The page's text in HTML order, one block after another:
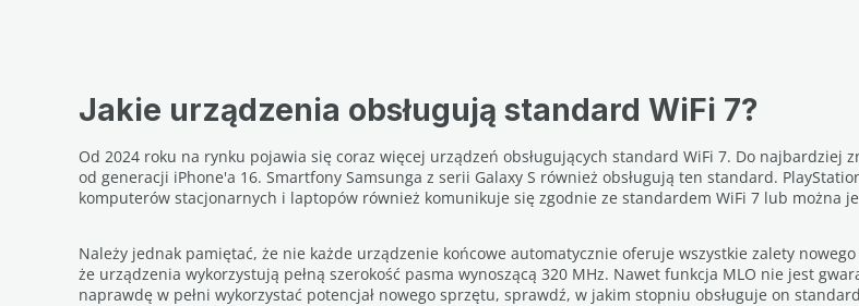
Jakie urządzenia obsługują standard WiFi 7?
Od 2024 roku na rynku pojawia się coraz więcej urządzeń obsługujących standard WiFi 7. Do najbardziej
od generacji iPhone'a 16. Smartfony Samsunga z serii Galaxy S również obsługują ten standard.
komputerów stacjonarnych i laptopów również komunikuje się zgodnie ze standardem WiFi 7 lub można
Należy jednak pamiętać, że nie każde urządzenie końcowe automatycznie oferuje wszystkie zalety
że urządzenia wykorzystują pełną szerokość pasma wynoszącą 320 MHz. Nawet funkcja MLO nie jest
naprawdę w pełni wykorzystać potencjał nowego sprzętu, sprawdź, w jakim stopniu obsługuje on